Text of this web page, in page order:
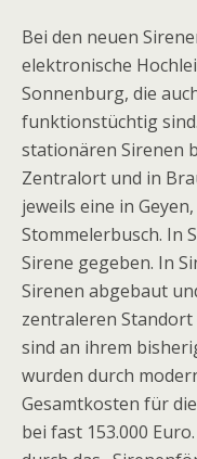
Bei den neuen
elektronische
Sonnenburg, die
funktionstüchtig
stationären Sirenen
Zentralort und in
jeweils eine in
Stommelerbusch. In
Sirene gegeben. In
Sirenen abgebaut
zentraleren
sind an ihrem
wurden durch
Gesamtkosten für
bei fast 153.000